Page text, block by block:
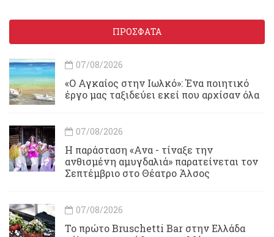
ΠΡΟΣΦΑΤΑ
07/08/2026
«Ο Αγκαίος στην Ιωλκό»: Ένα ποιητικό
έργο μας ταξιδεύει εκεί που αρχίσαν όλα
07/08/2026
Η παράσταση «Ανα - τίναξε την
ανθισμένη αμυγδαλιά» παρατείνεται τον
Σεπτέμβριο στο Θέατρο Άλσος
07/08/2026
Το πρώτο Bruschetti Bar στην Ελλάδα